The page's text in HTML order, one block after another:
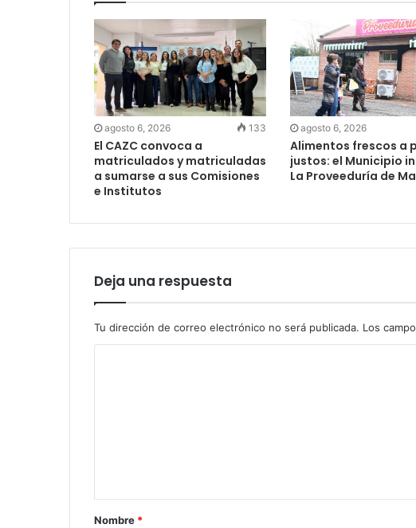
agosto 6, 2026 133
El CAZC convoca a
matriculados y matriculadas
a sumarse a sus Comisiones
e Institutos
agosto 6, 2026
Alimentos frescos a
justos: el Municipio
La Proveeduría de
Deja una respuesta
Tu dirección de correo electrónico no será publicada. Los
Nombre *